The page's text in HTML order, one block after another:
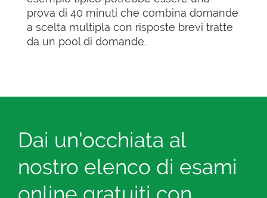
prova di 40 minuti che combina domande
a scelta multipla con risposte brevi tratte
da un pool di domande.
Dai un'occhiata al
nostro elenco di esami